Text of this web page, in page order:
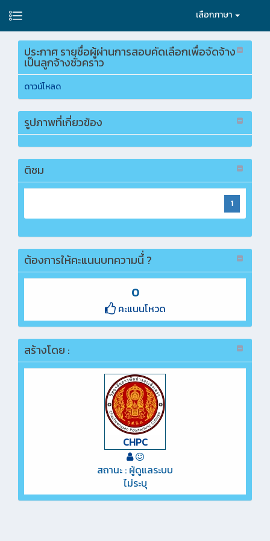
เลือกภาษา
ประกาศ รายชื่อผู้ผ่านการสอบคัดเลือกเพื่อจัดจ้าง
เป็นลูกจ้างชั่วคราว
ดาวน์โหลด
รูปภาพที่เกี่ยวข้อง
ติชม
1
ต้องการให้คะแนนบทความนี้่ ?
0
คะแนนโหวด
สร้างโดย :
CHPC
สถานะ : ผู้ดูแลระบบ
ไม่ระบุ